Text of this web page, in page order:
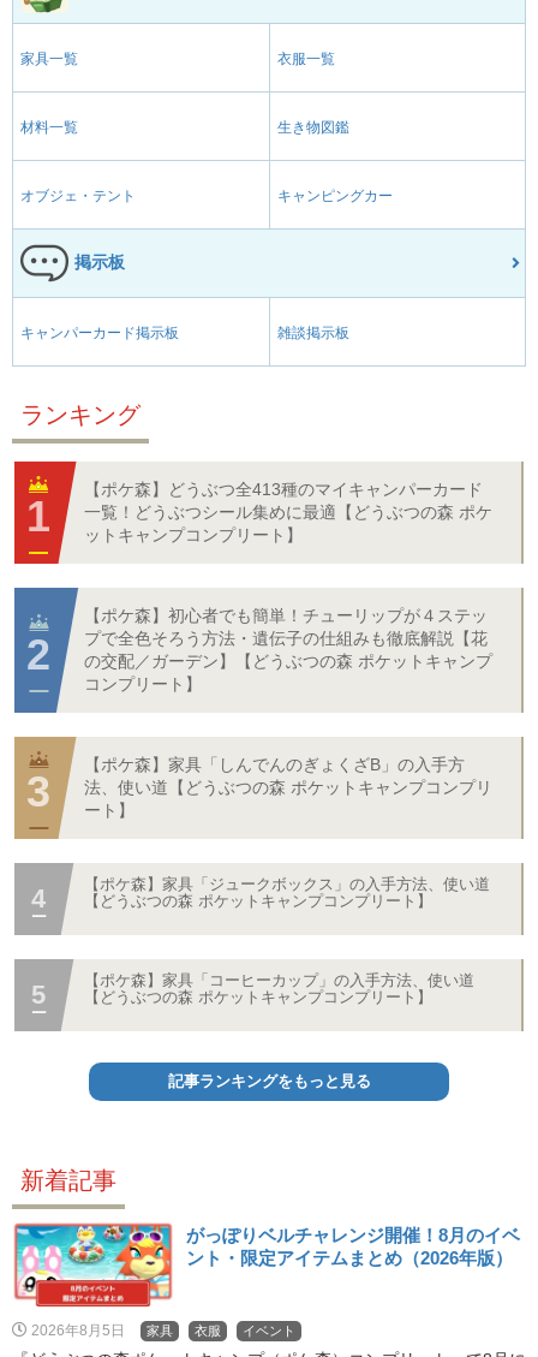
家具一覧 衣服一覧
材料一覧 生き物図鑑
オブジェ・テント キャンピングカー
掲示板
キャンパーカード掲示板 雑談掲示板
ランキング
【ポケ森】どうぶつ全413種のマイキャンパーカード
一覧！どうぶつシール集めに最適【どうぶつの森 ポケ
ットキャンプコンプリート】
【ポケ森】初心者でも簡単！チューリップが４ステッ
プで全色そろう方法・遺伝子の仕組みも徹底解説【花
の交配／ガーデン】【どうぶつの森 ポケットキャンプ
コンプリート】
【ポケ森】家具「しんでんのぎょくざB」の入手方
法、使い道【どうぶつの森 ポケットキャンプコンプリ
ート】
【ポケ森】家具「ジュークボックス」の入手方法、使い道
【どうぶつの森 ポケットキャンプコンプリート】
【ポケ森】家具「コーヒーカップ」の入手方法、使い道
【どうぶつの森 ポケットキャンプコンプリート】
記事ランキングをもっと見る
新着記事
がっぽりベルチャレンジ開催！8月のイベ
ント・限定アイテムまとめ（2026年版）
2026年8月5日 家具 衣服 イベント